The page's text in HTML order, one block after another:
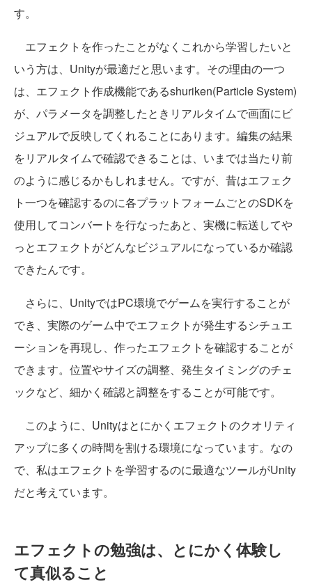
す。
エフェクトを作ったことがなくこれから学習したいと
いう方は、Unityが最適だと思います。その理由の一つ
は、エフェクト作成機能であるshuriken(Particle System)
が、パラメータを調整したときリアルタイムで画面にビ
ジュアルで反映してくれることにあります。編集の結果
をリアルタイムで確認できることは、いまでは当たり前
のように感じるかもしれません。ですが、昔はエフェク
ト一つを確認するのに各プラットフォームごとのSDKを
使用してコンバートを行なったあと、実機に転送してや
っとエフェクトがどんなビジュアルになっているか確認
できたんです。
さらに、UnityではPC環境でゲームを実行することが
でき、実際のゲーム中でエフェクトが発生するシチュエ
ーションを再現し、作ったエフェクトを確認することが
できます。位置やサイズの調整、発生タイミングのチェ
ックなど、細かく確認と調整をすることが可能です。
このように、Unityはとにかくエフェクトのクオリティ
アップに多くの時間を割ける環境になっています。なの
で、私はエフェクトを学習するのに最適なツールがUnity
だと考えています。
エフェクトの勉強は、とにかく体験し
て真似ること